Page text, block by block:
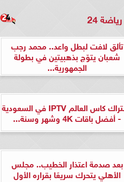
رياضة 24
تألق لافت لبطل واعد.. محمد رجب
شعبان يتوّج بذهبيتين في بطولة
الجمهورية...
اشتراك كاس العالم IPTV في السعودية
- أفضل باقات 4K وشهر وسنة...
بعد صدمة اعتذار الخطيب.. مجلس
الأهلي يتحرك سريعًا بقراره الأول